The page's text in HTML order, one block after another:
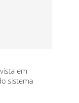
em
sistema